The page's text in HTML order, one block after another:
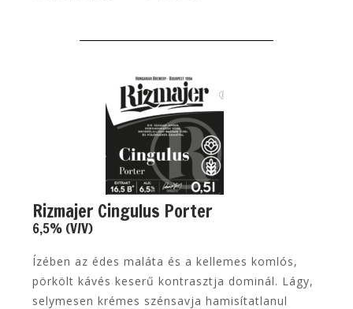
Rizmajer Cingulus Porter
6,5% (V/V)
Ízében az édes maláta és a kellemes komlós,
pörkölt kávés keserű kontrasztja dominál. Lágy,
selymesen krémes szénsavja hamisítatlanul